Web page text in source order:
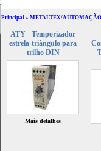
Principal» METALTEX/AUTOMAÇÃO
ATY - Temporizador
estrela-triângulo para
trilho DIN
Mais detalhes